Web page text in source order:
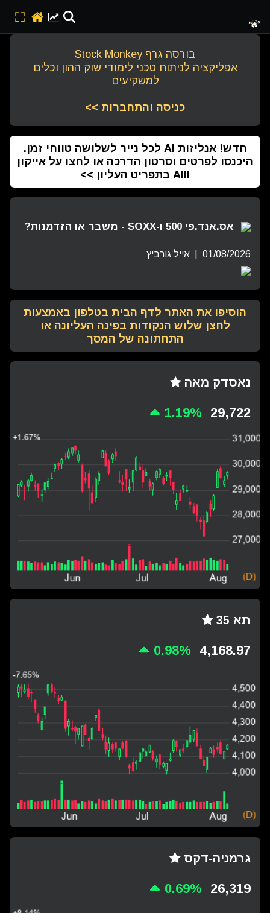
בורסה גרף Stock Monkey
אפליקציה לניתוח טכני לימודי שוק ההון וכלים
למשקיעים
כניסה והתחברות >>
חדש! אנליזות AI לכל נייר לשלושה טווחי זמן.
היכנסו לפרטים וסרטון הדרכה או לחצו על אייקון
AIII בתפריט העליון >>
אס.אנד.פי 500 ו-SOXX - משבר או הזדמנות?
01/08/2026 | אייל גורביץ
הוסיפו את האתר לדף הבית בטלפון באמצעות
לחצן שלוש הנקודות בפינה העליונה או
התחתונה של המסך
נאסדק מאה
29,722
1.19%
תא 35
4,168.97
0.98%
גרמניה-דקס
26,319
0.69%